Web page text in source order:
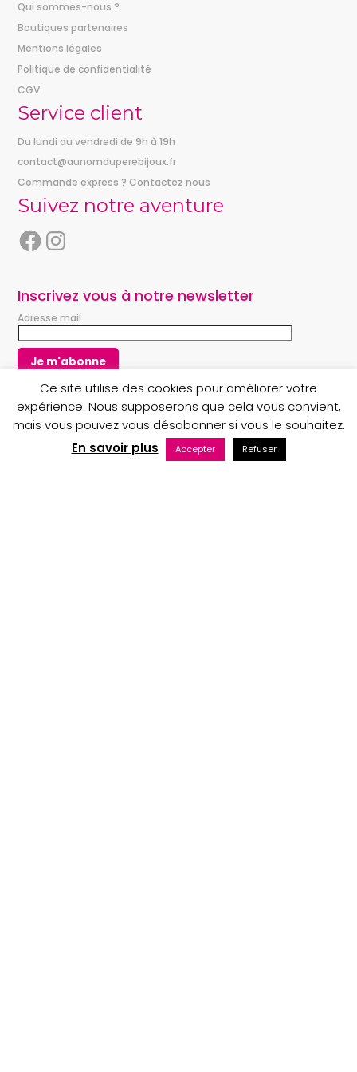
Qui sommes-nous ?
Boutiques partenaires
Mentions légales
Politique de confidentialité
CGV
Service client
Du lundi au vendredi de 9h à 19h
contact@aunomduperebijoux.fr
Commande express ? Contactez nous
Suivez notre aventure
F
e
b
o
k
t
a
g
a
m
Inscrivez vous à notre newsletter
Adresse mail
Copyright © 2023 Au nom du Père boutique
Maintenance web par Bluekat Digital
Ce site utilise des cookies pour améliorer votre
expérience. Nous supposerons que cela vous convient,
mais vous pouvez vous désabonner si vous le souhaitez.
En savoir plus
Accepter Refuser